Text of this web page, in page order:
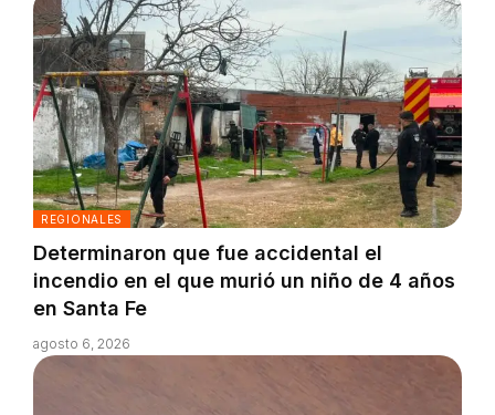
REGIONALES
Determinaron que fue accidental el
incendio en el que murió un niño de 4 años
en Santa Fe
agosto 6, 2026